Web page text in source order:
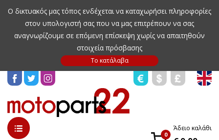
Ο δικτυακός μας τόπος ενδέχεται να καταχωρήσει πληροφορίες
στον υπολογιστή σας που να μας επιτρέπουν να σας
αναγνωρίζουμε σε επόμενη επίσκεψη χωρίς να απαιτηθούν
στοιχεία πρόσβασης
0
Άδειο καλάθι